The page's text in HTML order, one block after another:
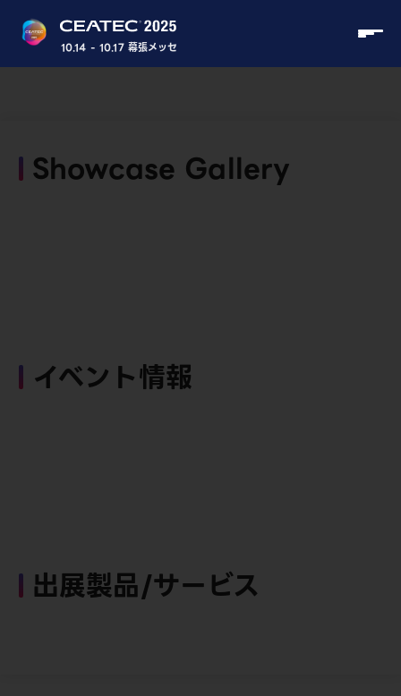
10.14 - 10.17 幕張メッセ
Showcase Gallery
イベント情報
出展製品/サービス